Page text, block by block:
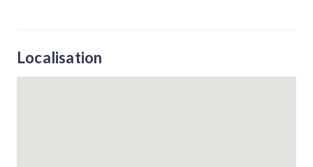
Localisation